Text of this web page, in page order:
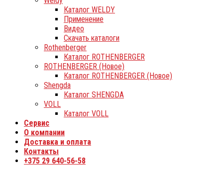
Каталог WELDY
Применение
Видео
Скачать каталоги
Rothenberger
Каталог ROTHENBERGER
ROTHENBERGER (Новое)
Каталог ROTHENBERGER (Новое)
Shengda
Каталог SHENGDA
VOLL
Каталог VOLL
Сервис
О компании
Доставка и оплата
Контакты
+375 29 640-56-58